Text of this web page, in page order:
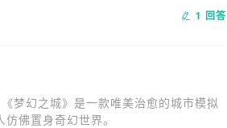
1 回答
梦幻之城》是一款唯美治愈的城市模拟
佛置身奇幻世界。